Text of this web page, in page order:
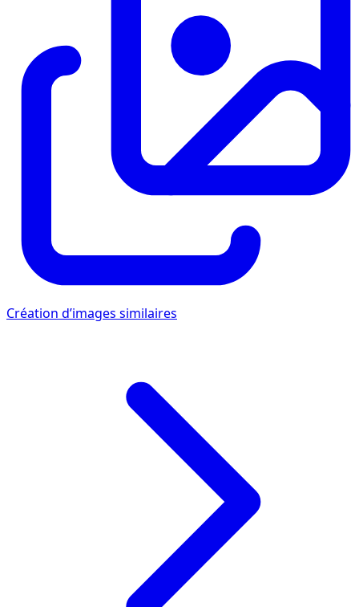
Création d’images similaires